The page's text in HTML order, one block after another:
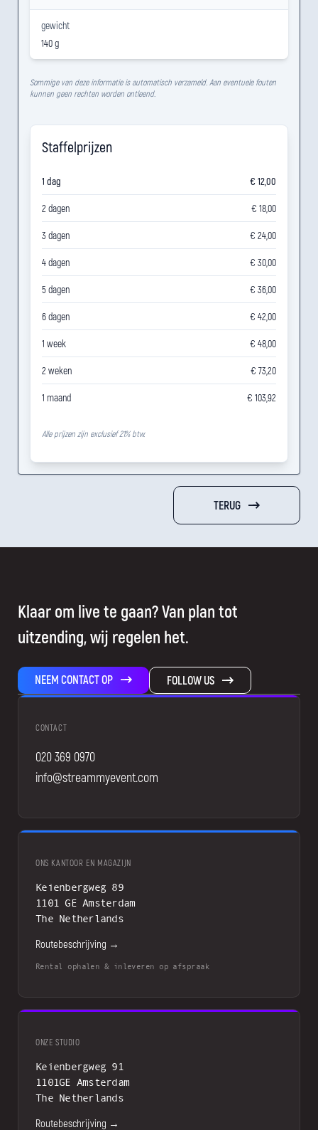
gewicht
140 g
Sommige van deze informatie is automatisch verzameld. Aan eventuele fouten
kunnen geen rechten worden ontleend.
Staffelprijzen
1 dag € 12,00
2 dagen € 18,00
3 dagen € 24,00
4 dagen € 30,00
5 dagen € 36,00
6 dagen € 42,00
1 week € 48,00
2 weken € 73,20
1 maand € 103,92
Alle prijzen zijn exclusief 21% btw.
TERUG
Klaar om live te gaan? Van plan tot
uitzending, wij regelen het.
NEEM CONTACT OP FOLLOW US
CONTACT
020 369 0970
info@streammyevent.com
ONS KANTOOR EN MAGAZIJN
Keienbergweg 89
1101 GE Amsterdam
The Netherlands
Routebeschrijving →
Rental ophalen & inleveren op afspraak
ONZE STUDIO
Keienbergweg 91
1101GE Amsterdam
The Netherlands
Routebeschrijving →